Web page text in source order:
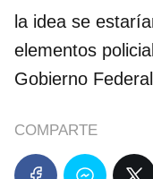
la idea se
elementos
Gobierno
COMPARTE